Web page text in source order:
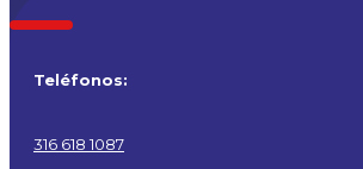
Teléfonos:
316 618 1087